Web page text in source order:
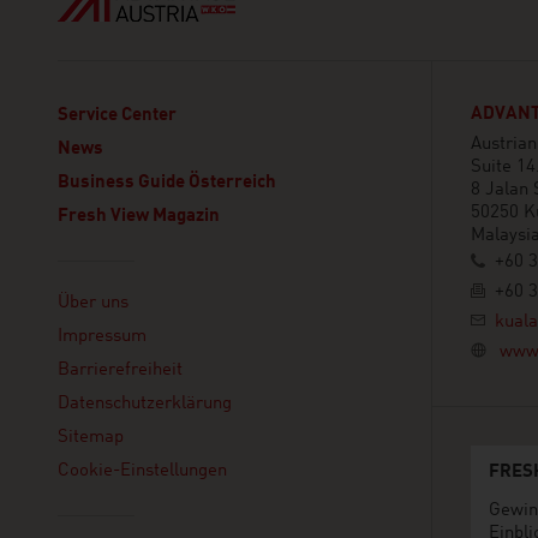
Service Center
News
Business Guide Österreich
Fresh View Magazin
Über uns
Impressum
Barrierefreiheit
Datenschutzerklärung
Sitemap
Cookie-Einstellungen
Suite
8 Jalan
50250
Malaysia
+60
+60